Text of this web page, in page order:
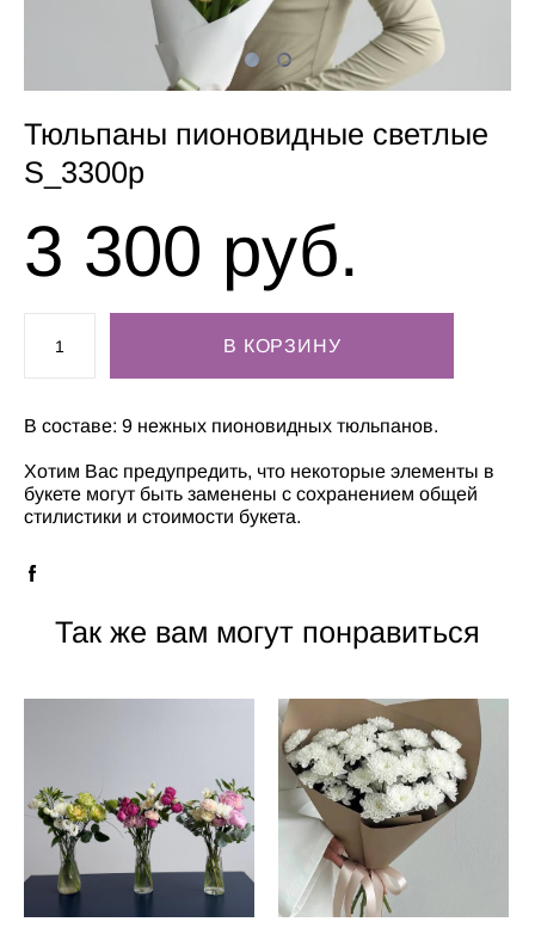
Тюльпаны пионовидные светлые
S_3300р
3 300 pуб.
В КОРЗИНУ
В составе: 9 нежных пионовидных тюльпанов.
Хотим Вас предупредить, что некоторые элементы в
букете могут быть заменены с сохранением общей
стилистики и стоимости букета.
Так же вам могут понравиться